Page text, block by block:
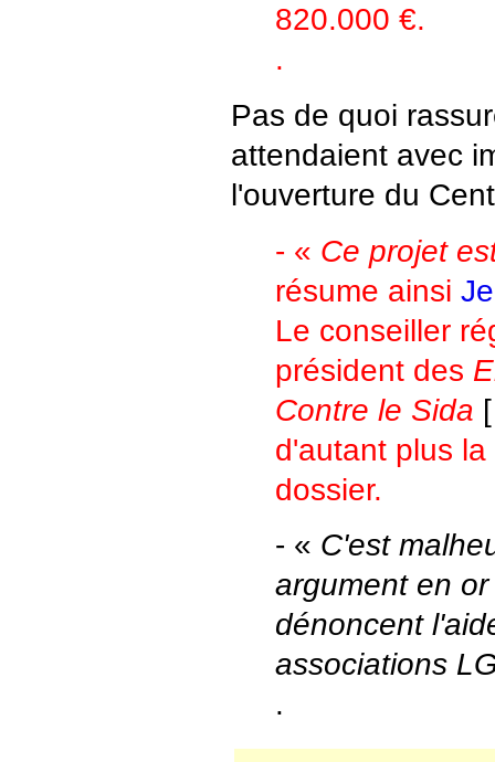
820.000 €.
.
Pas de quoi
attendaient avec
l'ouverture du
- « Ce projet
résume ainsi
Le conseiller
président des
Contre le Sida
d'autant plus
dossier.
- « C'est
argument en
dénoncent
associations
.